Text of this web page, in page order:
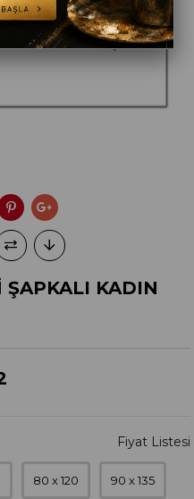
ŞAPKALI KADIN
80 x 120 90 x 135